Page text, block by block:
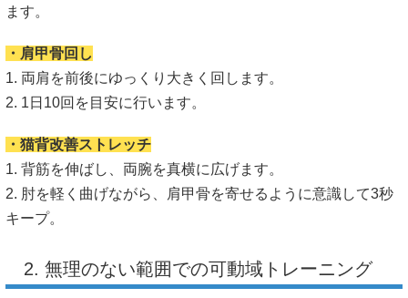
ます。
・肩甲骨回し
1. 両肩を前後にゆっくり大きく回します。
2. 1日10回を目安に行います。
・猫背改善ストレッチ
1. 背筋を伸ばし、両腕を真横に広げます。
2. 肘を軽く曲げながら、肩甲骨を寄せるように意識して3秒
キープ。
2. 無理のない範囲での可動域トレーニング